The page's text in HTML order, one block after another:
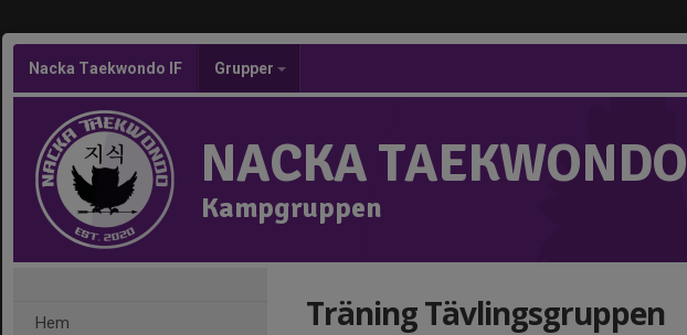
Nacka Taekwondo IF Grupper
NACKA TAEKWONDO
Kampgruppen
Hem Träning Tävlingsgruppen